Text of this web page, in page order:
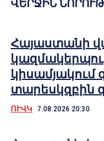
ՎԵՐՋԻՆ
Հայաստանի
կիսամյակում
տարեսկզբին
ՈՒՎԿ 7.08.2026 20:30